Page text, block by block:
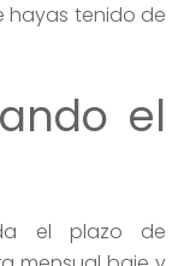
hayas tenido de
el
el plazo de